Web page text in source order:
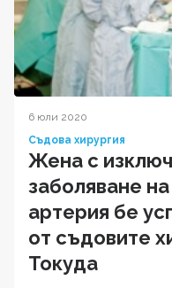
6 юли 2020
Съдова хирургия
Жена с
заболяване
артерия бе
от съдовите
Токуда